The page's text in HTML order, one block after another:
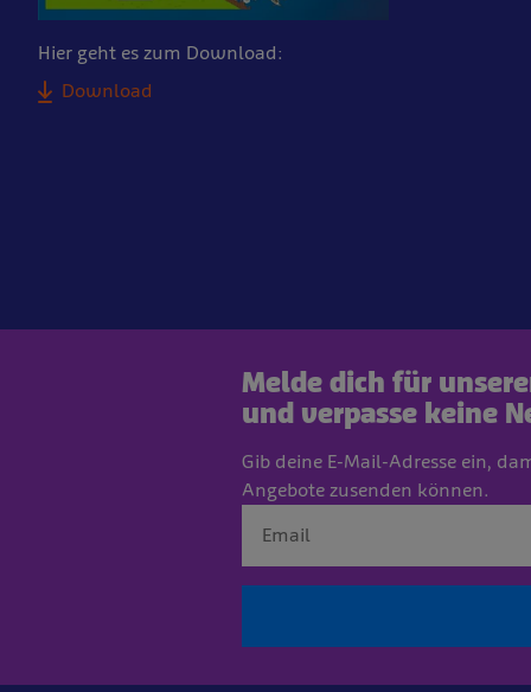
Hier geht es zum Download:
Download
Melde dich für
und verpasse keine
Gib deine E-Mail-Adresse ein,
Angebote zusenden können.